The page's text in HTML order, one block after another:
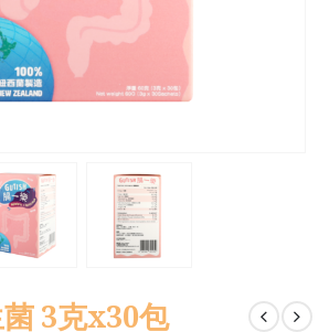
3克x30包